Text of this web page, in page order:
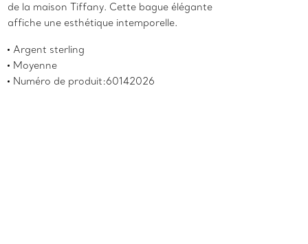
de la maison Tiffany. Cette bague élégante
affiche une esthétique intemporelle.
Argent sterling
Moyenne
Numéro de produit:60142026